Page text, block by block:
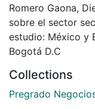
Romero Gaona,
sobre el sector
estudio: México y
Bogotá D.C
Collections
Pregrado